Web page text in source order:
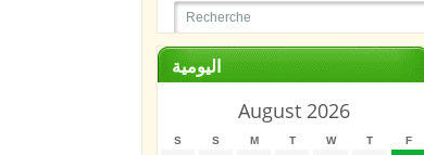
اليومية
August 2026
S S M T W T F